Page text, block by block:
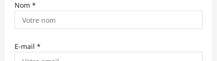
Nom *
E-mail *